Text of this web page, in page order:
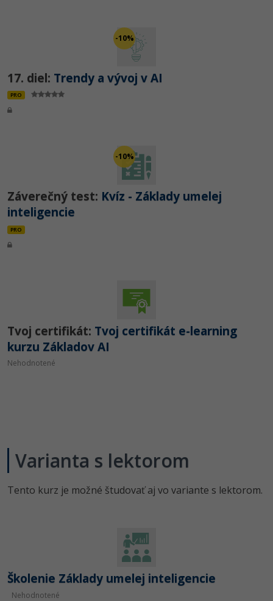
-10%
17. diel: Trendy a vývoj v AI
PRO
-10%
Záverečný test: Kvíz - Základy umelej
inteligencie
PRO
Tvoj certifikát: Tvoj certifikát e-learning
kurzu Základov AI
Nehodnotené
Varianta s lektorom
Tento kurz je možné študovať aj vo variante s lektorom.
Školenie Základy umelej inteligencie
Nehodnotené